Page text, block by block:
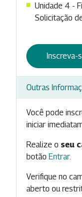
Unidade 4 -
Solicitação
Inscreva-
Outras
Você pode
iniciar
Realize o seu
botão Entrar.
Verifique no
aberto ou